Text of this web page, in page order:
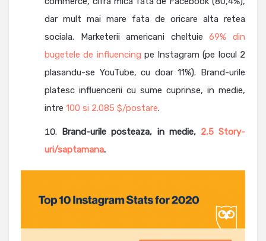
dar mult mai mare fata de oricare alta retea
sociala. Marketerii americani cheltuie69% din
bugetele de influencing pe Instagram (pe locul 2
plasandu-se YouTube, cu doar 11%). Brand-urile
platesc influencerii cu sume cuprinse, in medie,
intre 100 si 2.085 $/postare.
Brand-urile posteaza, in medie, 2,5 Story-
uri/saptamana.